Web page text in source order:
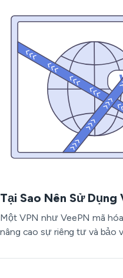
Tại Sao Nên Sử Dụng
Một VPN như VeePN mã
nâng cao sự riêng tư và bảo